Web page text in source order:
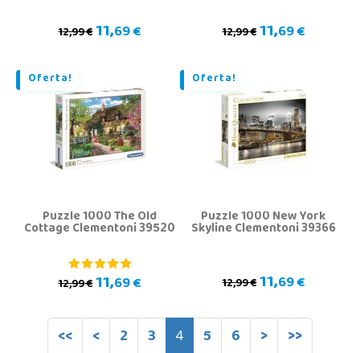
12,99 €11,69 € 12,99 €11,69 €
Oferta!
Puzzle 1000 The Old
Cottage Clementoni 39520
12,99 €11,69 €
Oferta!
Puzzle 1000 New York
Skyline Clementoni 39366
12,99 €11,69 €
<< < 2 3 4 5 6 > >>